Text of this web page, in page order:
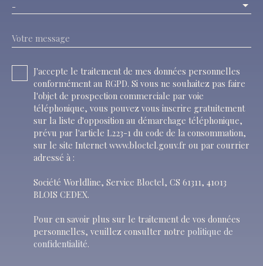
-
Votre message
J'accepte le traitement de mes données personnelles
conformément au RGPD. Si vous ne souhaitez pas faire
l'objet de prospection commerciale par voie
téléphonique, vous pouvez vous inscrire gratuitement
sur la liste d'opposition au démarchage téléphonique,
prévu par l'article L223-1 du code de la consommation,
sur le site Internet www.bloctel.gouv.fr ou par courrier
adressé à :
Société Worldline, Service Bloctel, CS 61311, 41013
BLOIS CEDEX.
Pour en savoir plus sur le traitement de vos données
personnelles, veuillez consulter notre politique de
confidentialité.